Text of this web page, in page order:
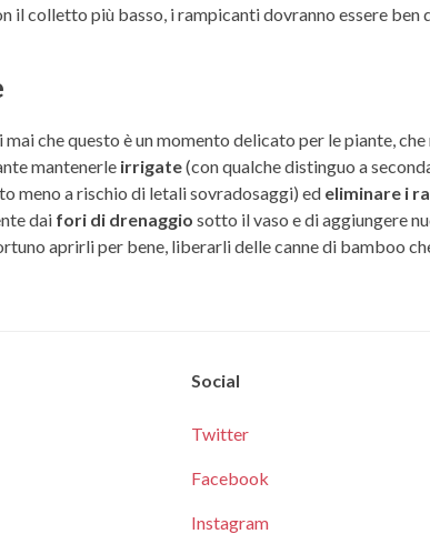
il colletto più basso, i rampicanti dovranno essere
che questo è un momento delicato per le piante,
mantenerle irrigate(con qualche distinguo a
meno a rischio di letali sovradosaggi) ed eliminare i
dai fori di drenaggio sotto il vaso e di aggiungere
aprirli per bene, liberarli delle canne di bamboo
Social
Twitter
Facebook
Instagram